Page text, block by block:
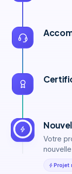
Votre
Projet